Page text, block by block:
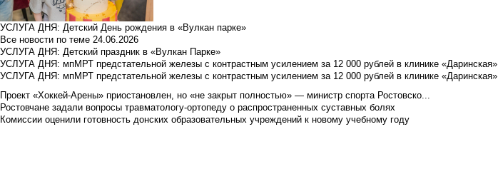
УСЛУГА ДНЯ: Детский День рождения в «Вулкан парке»
Все новости по теме 24.06.2026
УСЛУГА ДНЯ: Детский праздник в «Вулкан Парке»
УСЛУГА ДНЯ: мпМРТ предстательной железы с контрастным усилением за 12 000 рублей в клинике «Даринская»
УСЛУГА ДНЯ: мпМРТ предстательной железы с контрастным усилением за 12 000 рублей в клинике «Даринская»
Проект «Хоккей-Арены» приостановлен, но «не закрыт полностью» — министр спорта Ростовско...
Ростовчане задали вопросы травматологу-ортопеду о распространенных суставных болях
Комиссии оценили готовность донских образовательных учреждений к новому учебному году